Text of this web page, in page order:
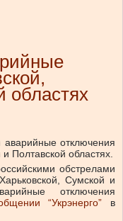
областях
аварийные отключения
Полтавской областях.
обстрелами
Сумской и
отключения
“Укрэнерго” в